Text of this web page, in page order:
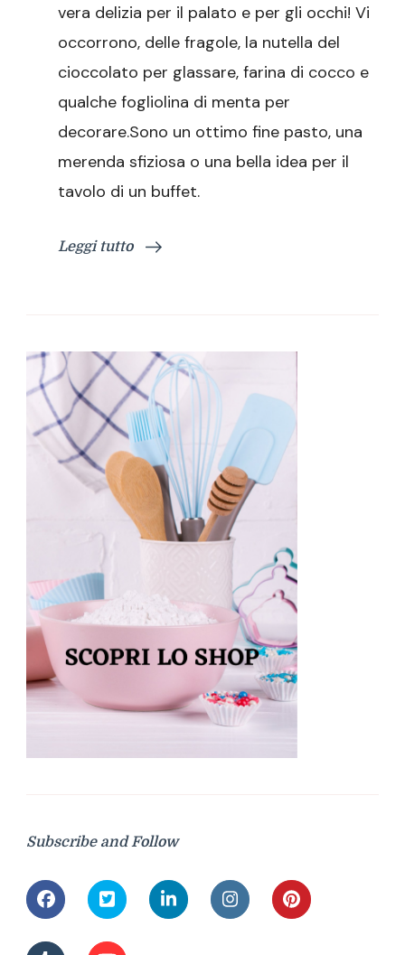
sfizioso
vera delizia per il palato e per gli occhi! Vi
occorrono, delle fragole, la nutella del
cioccolato per glassare, farina di cocco e
qualche fogliolina di menta per
decorare.Sono un ottimo fine pasto, una
merenda sfiziosa o una bella idea per il
tavolo di un buffet.
Leggi tutto
Subscribe and Follow